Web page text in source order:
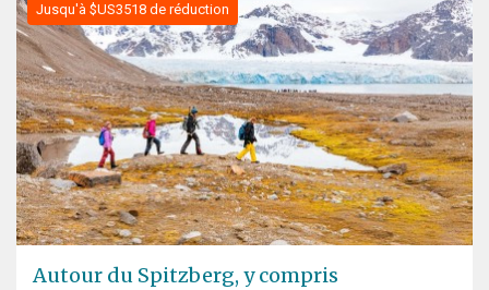
Jusqu'à $US3518 de réduction
Autour du Spitzberg, y compris